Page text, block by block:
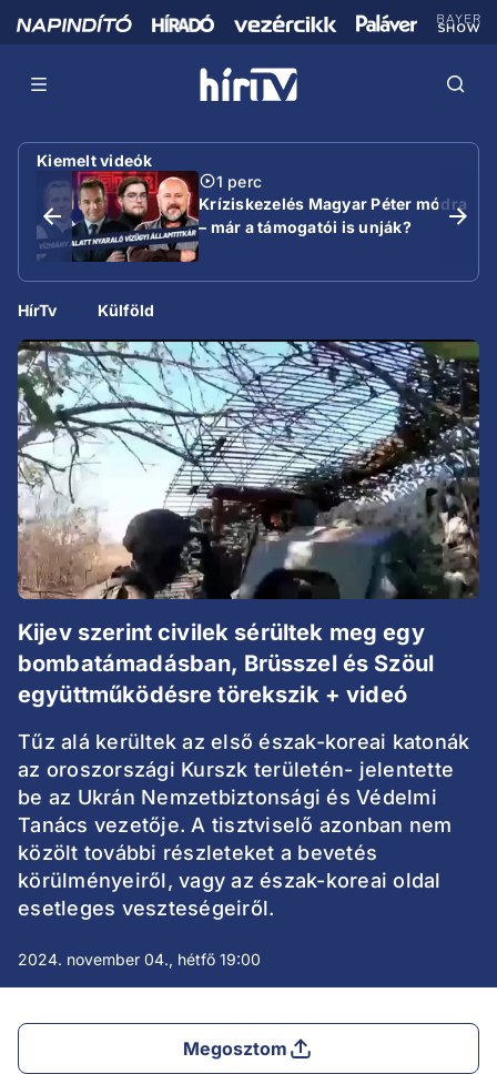
Kiemelt videók
1 perc
Kríziskezelés Magyar Péter módra
– már a támogatói is unják?
HírTv Külföld
Kijev szerint civilek sérültek meg egy
bombatámadásban, Brüsszel és Szöul
együttműködésre törekszik + videó
Tűz alá kerültek az első észak-koreai katonák
az oroszországi Kurszk területén- jelentette
be az Ukrán Nemzetbiztonsági és Védelmi
Tanács vezetője. A tisztviselő azonban nem
közölt további részleteket a bevetés
körülményeiről, vagy az észak-koreai oldal
esetleges veszteségeiről.
2024. november 04., hétfő 19:00
Megosztom